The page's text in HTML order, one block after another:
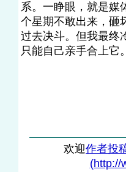
系。一睁眼，就是媒
个星期不敢出来，砸
过去决斗。但我最终
只能自己亲手合
欢迎作者投
(http://